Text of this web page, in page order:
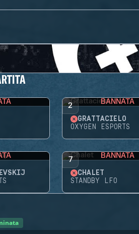
2 BANNATA
GRATTACIELO
OXYGEN ESPORTS
7 BANNATA
CHALET
STANDBY LFO